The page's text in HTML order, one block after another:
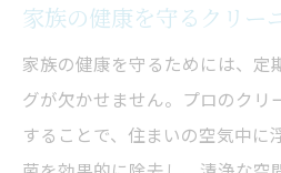
家族の健康を守るクリー
家族の健康を守るためには、定
グが欠かせません。プロのクリ
することで、住まいの空気中に